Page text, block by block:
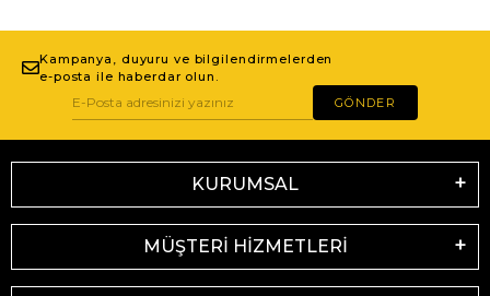
Kampanya, duyuru ve bilgilendirmelerden
e-posta ile haberdar olun.
GÖNDER
KURUMSAL
MÜŞTERİ HİZMETLERİ